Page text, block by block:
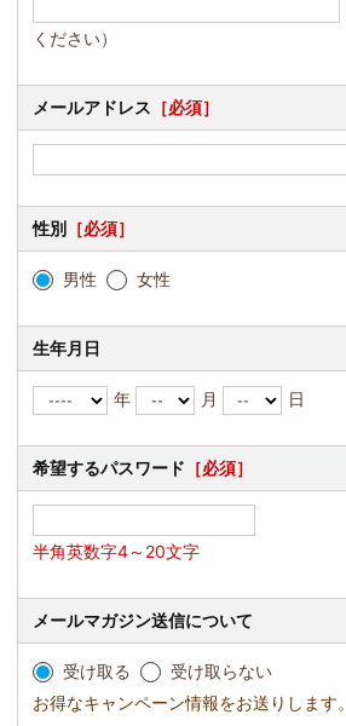
ください）
メールアドレス ［必須］
性別 ［必須］
男性 女性
生年月日
年 月 日
希望するパスワード ［必須］
半角英数字4～20文字
メールマガジン送信について
受け取る
受け取らない
お得なキャンペーン情報をお送りします。